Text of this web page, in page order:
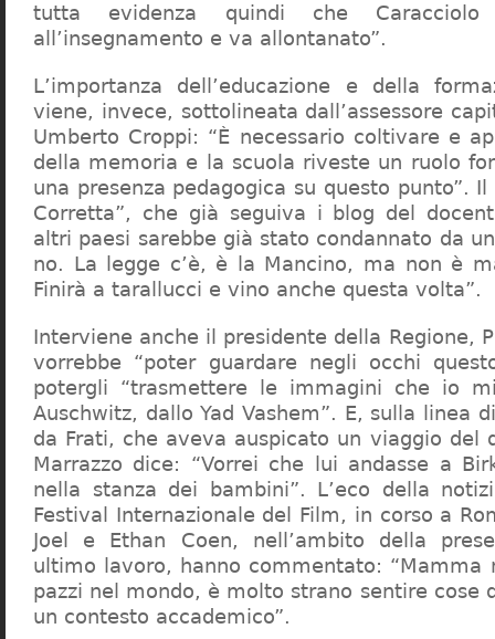
tutta evidenza quindi che
all’insegnamento e va allontanato”.
L’importanza dell’educazione e della
viene, invece, sottolineata dall’assessore
Umberto Croppi: “È necessario coltivare e
della memoria e la scuola riveste un ruolo
una presenza pedagogica su questo punto”.
Corretta”, che già seguiva i blog del
altri paesi sarebbe già stato condannato da
no. La legge c’è, è la Mancino, ma non è
Finirà a tarallucci e vino anche questa volta”.
Interviene anche il presidente della Regione,
vorrebbe “poter guardare negli occhi
potergli “trasmettere le immagini che io
Auschwitz, dallo Yad Vashem”. E, sulla linea
da Frati, che aveva auspicato un viaggio del
Marrazzo dice: “Vorrei che lui andasse a
nella stanza dei bambini”. L’eco della
Festival Internazionale del Film, in corso a
Joel e Ethan Coen, nell’ambito della
ultimo lavoro, hanno commentato: “Mamma
pazzi nel mondo, è molto strano sentire cose
un contesto accademico”.